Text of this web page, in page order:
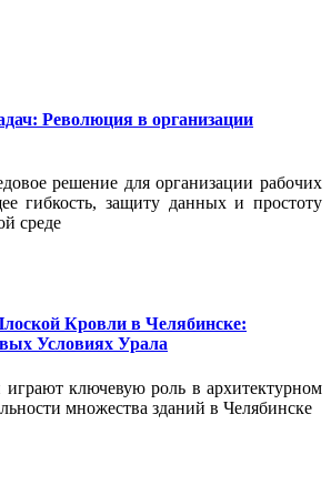
Революция в организации
решение для организации рабочих
гибкость, защиту данных и простоту
среде
Кровли в Челябинске:
Условиях Урала
ключевую роль в архитектурном
множества зданий в Челябинске